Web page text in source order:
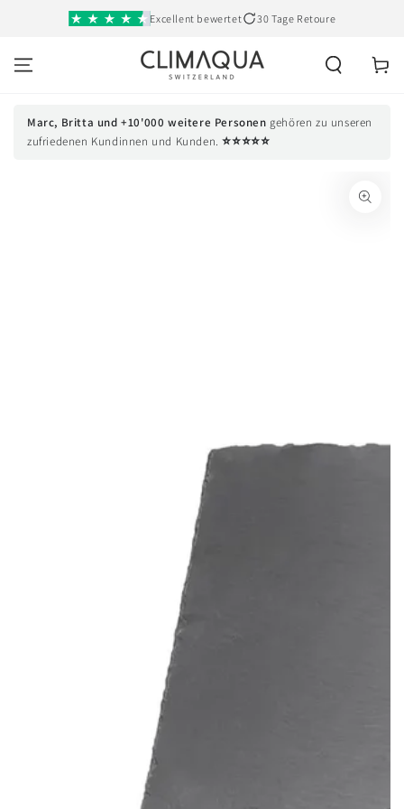
SKIP TO
CONTENT
Excellent bewertet 30 Tage Retoure
Cart
Marc, Britta und +10'000 weitere Personen gehören zu unseren
zufriedenen Kundinnen und Kunden.⭐⭐⭐⭐⭐